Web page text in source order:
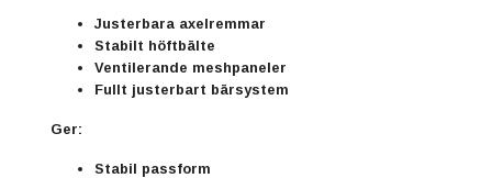
Justerbara axelremmar
Stabilt höftbälte
Ventilerande meshpaneler
Fullt justerbart bärsystem
Ger:
Stabil passform